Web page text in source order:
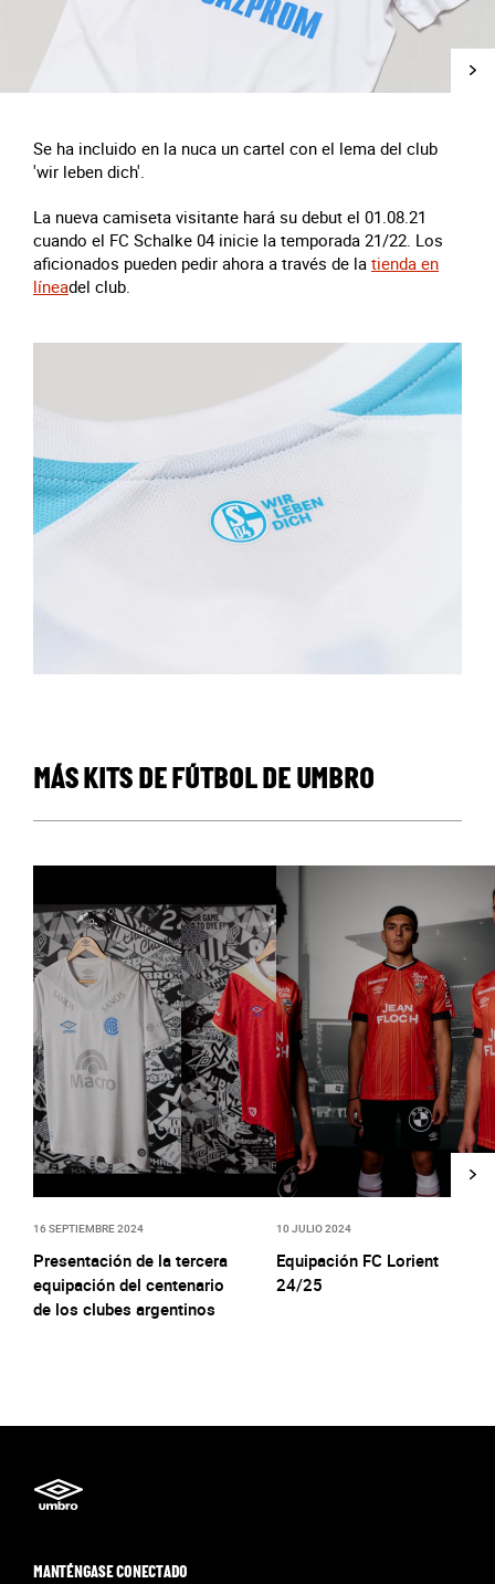
Se ha incluido en la nuca un cartel con el lema del club
'wir leben dich'.
La nueva camiseta visitante hará su debut el 01.08.21
cuando el FC Schalke 04 inicie la temporada 21/22. Los
aficionados pueden pedir ahora a través de la tienda en
líneadel club.
MÁS KITS DE FÚTBOL DE UMBRO
16 SEPTIEMBRE 2024
Presentación de la tercera
equipación del centenario
de los clubes argentinos
10 JULIO 2024
Equipación FC Lorient
24/25
MANTÉNGASE CONECTADO